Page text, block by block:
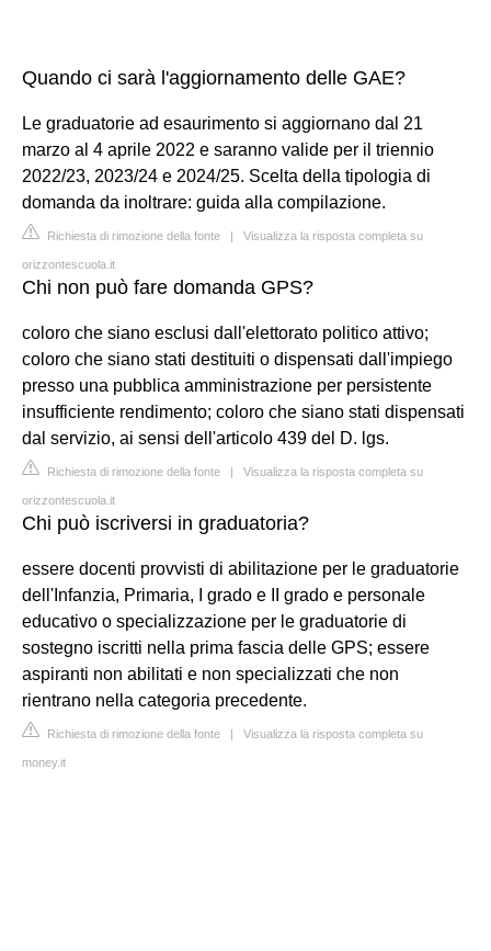
Quando ci sarà l'aggiornamento delle GAE?
Le graduatorie ad esaurimento si aggiornano dal 21
marzo al 4 aprile 2022 e saranno valide per il triennio
2022/23, 2023/24 e 2024/25. Scelta della tipologia di
domanda da inoltrare: guida alla compilazione.
Richiesta di rimozione della fonte | Visualizza la risposta completa su
orizzontescuola.it
Chi non può fare domanda GPS?
coloro che siano esclusi dall'elettorato politico attivo;
coloro che siano stati destituiti o dispensati dall'impiego
presso una pubblica amministrazione per persistente
insufficiente rendimento; coloro che siano stati dispensati
dal servizio, ai sensi dell'articolo 439 del D. lgs.
Richiesta di rimozione della fonte | Visualizza la risposta completa su
orizzontescuola.it
Chi può iscriversi in graduatoria?
essere docenti provvisti di abilitazione per le graduatorie
dell'Infanzia, Primaria, I grado e II grado e personale
educativo o specializzazione per le graduatorie di
sostegno iscritti nella prima fascia delle GPS; essere
aspiranti non abilitati e non specializzati che non
rientrano nella categoria precedente.
Richiesta di rimozione della fonte | Visualizza la risposta completa su
money.it